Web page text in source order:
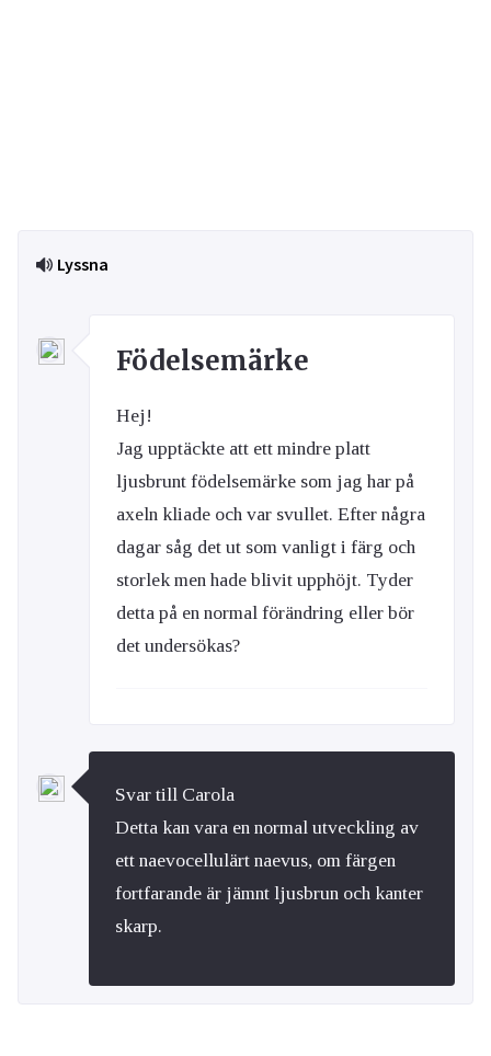
Lyssna
Födelsemärke
Hej!
Jag upptäckte att ett mindre platt
ljusbrunt födelsemärke som jag har på
axeln kliade och var svullet. Efter några
dagar såg det ut som vanligt i färg och
storlek men hade blivit upphöjt. Tyder
detta på en normal förändring eller bör
det undersökas?
Svar till Carola
Detta kan vara en normal utveckling av
ett naevocellulärt naevus, om färgen
fortfarande är jämnt ljusbrun och kanter
skarp.